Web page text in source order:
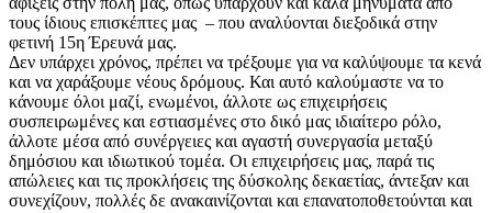
τους ίδιους επισκέπτες μας – που αναλύονται διεξοδικά στην
φετινή 15η Έρευνά μας.
Δεν υπάρχει χρόνος, πρέπει να τρέξουμε για να καλύψουμε τα κενά
και να χαράξουμε νέους δρόμους. Και αυτό καλούμαστε να το
κάνουμε όλοι μαζί, ενωμένοι, άλλοτε ως επιχειρήσεις
συσπειρωμένες και εστιασμένες στο δικό μας ιδιαίτερο ρόλο,
άλλοτε μέσα από συνέργειες και αγαστή συνεργασία μεταξύ
δημόσιου και ιδιωτικού τομέα. Οι επιχειρήσεις μας, παρά τις
απώλειες και τις προκλήσεις της δύσκολης δεκαετίας, άντεξαν και
συνεχίζουν, πολλές δε ανακαινίζονται και επανατοποθετούνται και